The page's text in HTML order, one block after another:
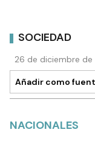
SOCIEDAD
26 de diciembre de
Añadir como
NACIONALES